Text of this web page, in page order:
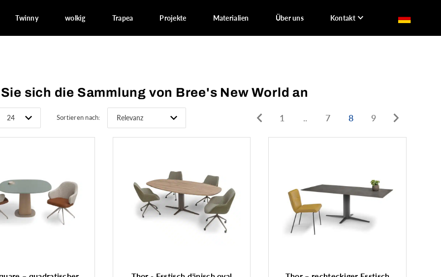
Twinny wolkig Trapea Projekte Materialien Über uns Kontakt
sich die Sammlung von Bree's New World an
Sortieren nach: 1 .. 7 8 9